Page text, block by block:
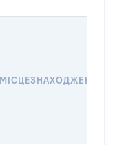
МІСЦЕЗНАХОДЖЕННЯ